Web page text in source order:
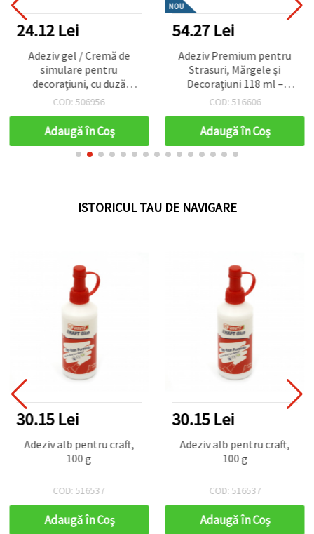
24.12 Lei
Adeziv gel / Cremă de
simulare pentru
decorațiuni, cu duză
aplicatoare, roz – 50 ml
COD: 506956
Adaugă în Coş
NOU
54.27 Lei
Adeziv Premium pentru
Strasuri, Mărgele și
Decorațiuni 118 ml –
Transparent, Uscare
clară
COD: 516606
Adaugă în Coş
ISTORICUL TAU DE NAVIGARE
30.15 Lei
Adeziv alb pentru craft,
100 g
COD: 516537
Adaugă în Coş
30.15 Lei
Adeziv alb pentru craft,
100 g
COD: 516537
Adaugă în Coş